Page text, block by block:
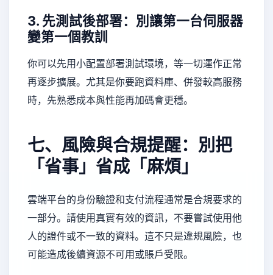
3. 先測試後部署：別讓第一台伺服器
變第一個教訓
你可以先用小配置部署測試環境，等一切運作正常
再逐步擴展。尤其是你要跑資料庫、併發較高服務
時，先熟悉成本與性能再加碼會更穩。
七、風險與合規提醒：別把
「省事」省成「麻煩」
雲端平台的身份驗證和支付流程通常是合規要求的
一部分。請使用真實有效的資訊，不要嘗試使用他
人的證件或不一致的資料。這不只是違規風險，也
可能造成後續資源不可用或賬戶受限。